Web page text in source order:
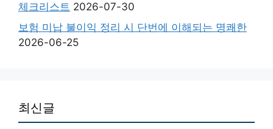
체크리스트 2026-07-30
보험 미납 불이익 정리 시 단번에 이해되는 명쾌한
2026-06-25
최신글